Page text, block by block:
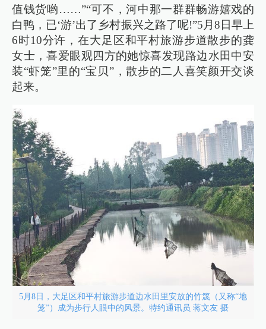
值钱货哟……”“可不，河中那一群群畅游嬉戏的
白鸭，已‘游’出了乡村振兴之路了呢!”5月8日早上
6时10分许，在大足区和平村旅游步道散步的龚
女士，喜爱眼观四方的她惊喜发现路边水田中安
装“虾笼”里的“宝贝”，散步的二人喜笑颜开交谈
起来。
5月8日，大足区和平村旅游步道边水田里安放的竹篾（又称“地
笼”）成为步行人眼中的风景。特约通讯员 蒋文友 摄